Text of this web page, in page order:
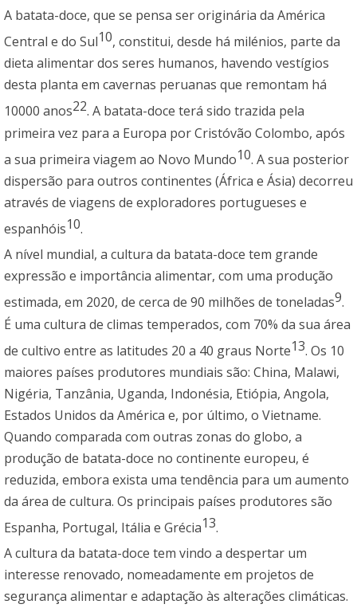
A batata-doce, que se pensa ser originária da América
Central e do Sul10, constitui, desde há milénios, parte da
dieta alimentar dos seres humanos, havendo vestígios
desta planta em cavernas peruanas que remontam há
10000 anos22. A batata-doce terá sido trazida pela
primeira vez para a Europa por Cristóvão Colombo, após
a sua primeira viagem ao Novo Mundo10. A sua posterior
dispersão para outros continentes (África e Ásia) decorreu
através de viagens de exploradores portugueses e
espanhóis10.
A nível mundial, a cultura da batata-doce tem grande
expressão e importância alimentar, com uma produção
estimada, em 2020, de cerca de 90 milhões de toneladas9.
É uma cultura de climas temperados, com 70% da sua área
de cultivo entre as latitudes 20 a 40 graus Norte13. Os 10
maiores países produtores mundiais são: China, Malawi,
Nigéria, Tanzânia, Uganda, Indonésia, Etiópia, Angola,
Estados Unidos da América e, por último, o Vietname.
Quando comparada com outras zonas do globo, a
produção de batata-doce no continente europeu, é
reduzida, embora exista uma tendência para um aumento
da área de cultura. Os principais países produtores são
Espanha, Portugal, Itália e Grécia13.
A cultura da batata-doce tem vindo a despertar um
interesse renovado, nomeadamente em projetos de
segurança alimentar e adaptação às alterações climáticas.